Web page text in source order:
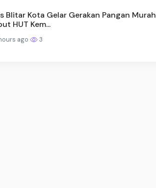
Blitar Kota Gelar Gerakan Pangan Murah
HUT Kem...
ago 3